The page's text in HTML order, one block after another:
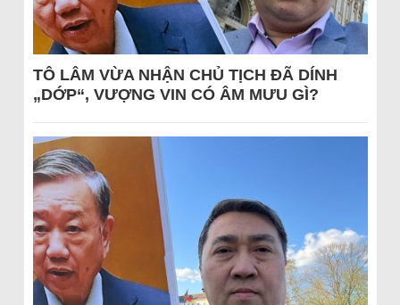
TÔ LÂM VỪA NHẬN CHỦ TỊCH ĐÃ DÍNH
„DỚP“, VƯỢNG VIN CÓ ÂM MƯU GÌ?